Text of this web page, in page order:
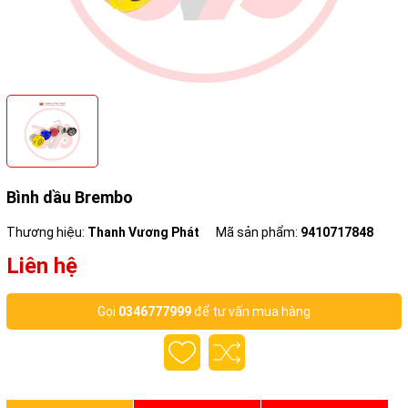
Bình dầu Brembo
Thương hiệu: Thanh Vương Phát Mã sản phẩm: 9410717848
Liên hệ
Gọi 0346777999để tư vấn mua hàng